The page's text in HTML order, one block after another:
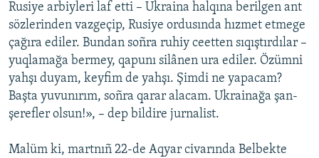
Rusiye arbiyleri laf etti – Ukraina halqına berilgen ant
sözlerinden vazgeçip, Rusiye ordusında hızmet etmege
çağıra ediler. Bundan soñra ruhiy ceetten sıqıştırdılar –
yuqlamağa bermey, qapunı silânen ura ediler. Özümni
yahşı duyam, keyfim de yahşı. Şimdi ne yapacam?
Başta yuvunırım, soñra qarar alacam. Ukrainağa şan-
şerefler olsun!», – dep bildire jurnalist.
Malüm ki, martnıñ 22-de Aqyar civarında Belbekte